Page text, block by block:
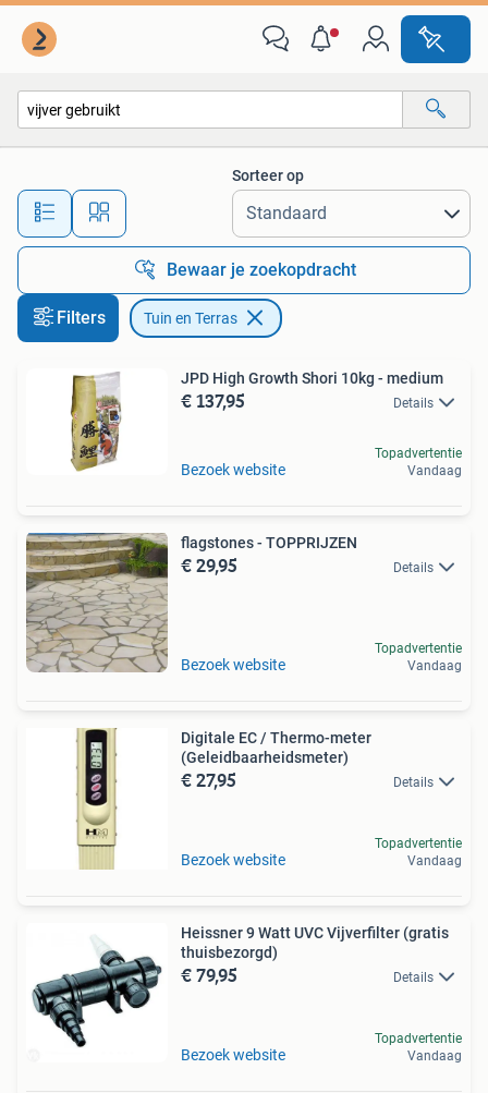
Alle afstanden…
Sorteer op
Bewaar je zoekopdracht
Filters Tuin en Terras
JPD High Growth Shori 10kg - medium
€ 137,95 Details
Bezoek website
Topadvertentie
Vandaag
flagstones - TOPPRIJZEN
€ 29,95 Details
Bezoek website
Topadvertentie
Vandaag
Digitale EC / Thermo-meter
(Geleidbaarheidsmeter)
€ 27,95 Details
Bezoek website
Topadvertentie
Vandaag
Heissner 9 Watt UVC Vijverfilter (gratis
thuisbezorgd)
€ 79,95 Details
Bezoek website
Topadvertentie
Vandaag